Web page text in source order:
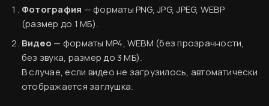
Фотография — форматы PNG, JPG, JPEG, WEBP
(размер до 1 МБ).
Видео — форматы MP4, WEBM (без прозрачности,
без звука, размер до 3 МБ).
В случае, если видео не загрузилось, автоматически
отображается заглушка.